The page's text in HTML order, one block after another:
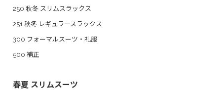
250 秋冬 スリムスラックス
251 秋冬 レギュラースラックス
300 フォーマルスーツ・礼服
500 補正
春夏 スリムスーツ